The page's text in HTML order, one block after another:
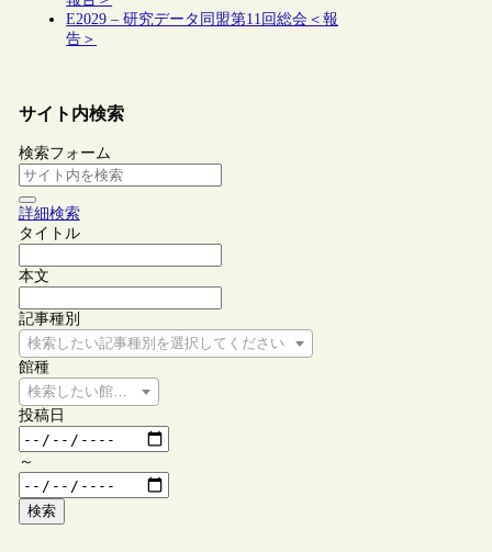
E2029 – 研究データ同盟第11回総会＜報
告＞
サイト内検索
検索フォーム
詳細検索
タイトル
本文
記事種別
検索したい記事種別を選択してください
館種
検索したい館種を選択してください
投稿日
～
検索